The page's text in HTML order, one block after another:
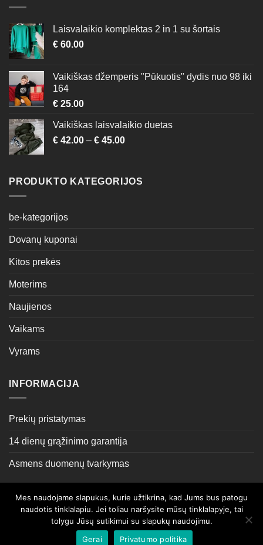
Laisvalaikio komplektas 2 in 1 su šortais
€ 60.00
Vaikiškas džemperis "Pūkuotis" dydis nuo 98 iki
164
€ 25.00
Vaikiškas laisvalaikio duetas
€ 42.00 – € 45.00
PRODUKTO KATEGORIJOS
be-kategorijos
Dovanų kuponai
Kitos prekės
Moterims
Naujienos
Vaikams
Vyrams
INFORMACIJA
Prekių pristatymas
14 dienų grąžinimo garantija
Asmens duomenų tvarkymas
Sprendimas:ML Grupė
APIE MUS KONTAKTAI
© UAB Aukim kartu 2026
Mes naudojame slapukus, kurie užtikrina, kad Jums bus patogu
naudotis tinklalapiu. Jei toliau naršysite mūsų tinklalapyje, tai
tolygu Jūsų sutikimui su slapukų naudojimu.
Gerai
Privatumo politika